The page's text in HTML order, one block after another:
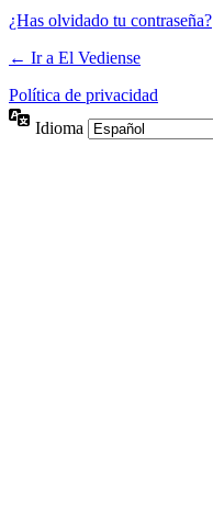
¿Has olvidado tu contraseña?
← Ir a El Vediense
Política de privacidad
Idioma